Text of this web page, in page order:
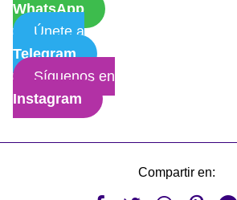
WhatsApp
Únete a
Telegram
Síguenos en
Instagram
Compartir en: